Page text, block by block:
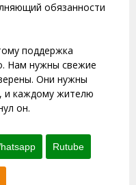
обязанности
поддержка
Нам нужны свежие
Они нужны
каждому жителю
он.
Rutube